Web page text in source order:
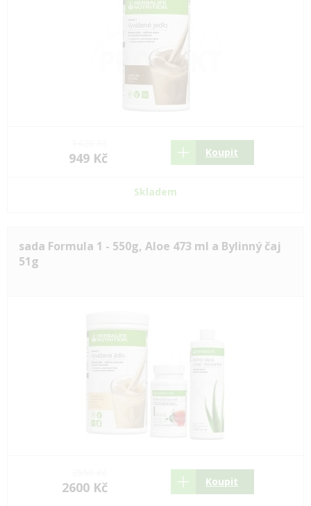
949 Kč Koupit
Skladem
sada Formula 1 - 550g, Aloe 473 ml a Bylinný čaj
51g
2600 Kč Koupit